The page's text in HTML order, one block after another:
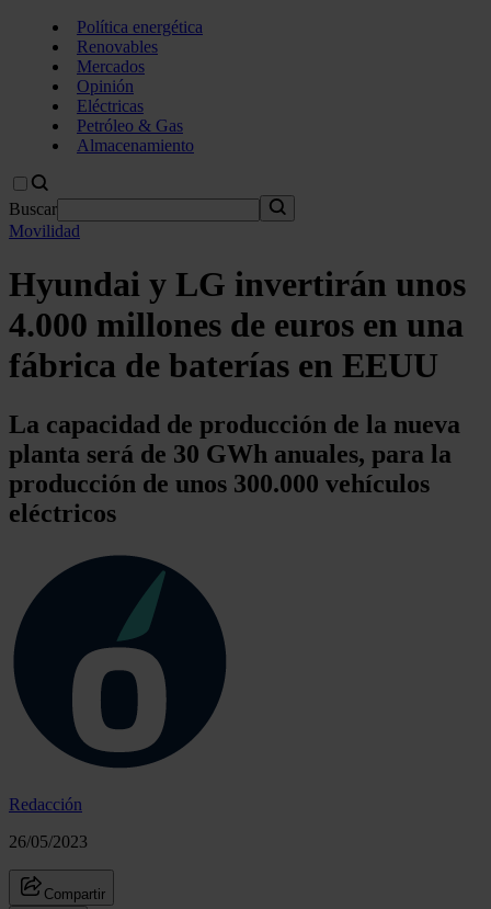
Política energética
Renovables
Mercados
Opinión
Eléctricas
Petróleo & Gas
Almacenamiento
Buscar
Movilidad
Hyundai y LG invertirán unos
4.000 millones de euros en una
fábrica de baterías en EEUU
La capacidad de producción de la nueva
planta será de 30 GWh anuales, para la
producción de unos 300.000 vehículos
eléctricos
Redacción
26/05/2023
Compartir